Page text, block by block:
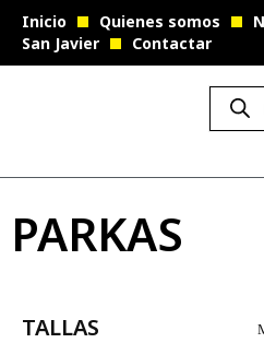
Inicio Quienes somos
San Javier
Contactar
PARKAS
TALLAS